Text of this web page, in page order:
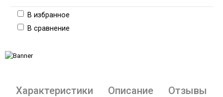
В избранное
В сравнение
Характеристики Описание Отзывы